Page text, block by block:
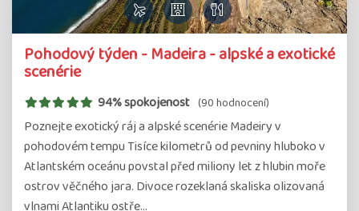
Pohodový týden - Madeira - alpské a exotické
scenérie
94% spokojenost (90 hodnocení)
Poznejte exotický ráj a alpské scenérie Madeiry v
pohodovém tempu Tisíce kilometrů od pevniny hluboko v
Atlantském oceánu povstal před miliony let z hlubin moře
ostrov věčného jara. Divoce rozeklaná skaliska olizovaná
vlnami Atlantiku ostře…